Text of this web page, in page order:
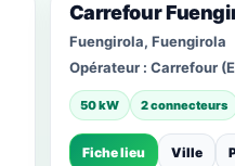
Carrefour
Fuengirola, Fuengirola
Opérateur : Carrefour
50 kW 2 connecteurs
Fiche lieu Ville